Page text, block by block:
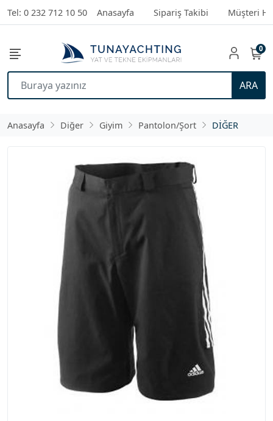
Tel: 0 232 712 10 50 Anasayfa Sipariş Takibi Müşteri
ARA
0
Anasayfa Diğer Giyim Pantolon/Şort DİĞER